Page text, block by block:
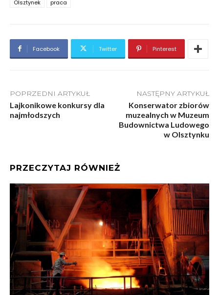
Olsztynek
praca
Facebook Twitter Pinterest
POPRZEDNI ARTYKUŁ
Lajkonikowe konkursy dla
najmłodszych
NASTĘPNY ARTYKUŁ
Konserwator zbiorów
muzealnych w Muzeum
Budownictwa Ludowego
w Olsztynku
PRZECZYTAJ RÓWNIEŻ